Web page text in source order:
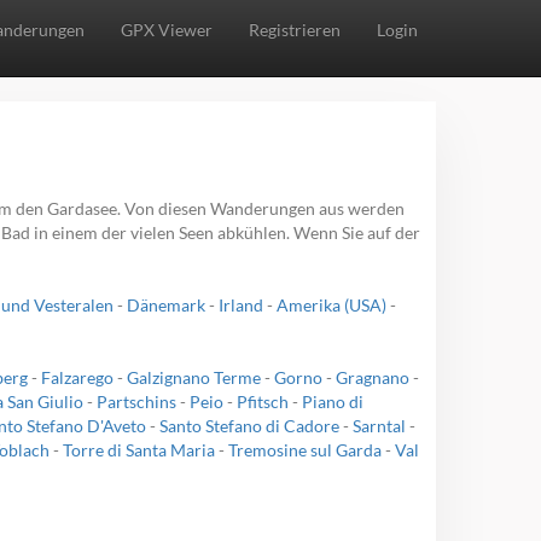
GPX Viewer Registrieren Login
Gardasee. Von diesen Wanderungen aus werden
in einem der vielen Seen abkühlen. Wenn Sie auf der
Vesteralen - Dänemark- Irland - Amerika (USA)-
- Falzarego- Galzignano Terme- Gorno- Gragnano-
San Giulio- Partschins- Peio- Pfitsch - Piano di
Stefano D'Aveto- Santo Stefano di Cadore- Sarntal -
- Torre di Santa Maria- Tremosine sul Garda- Val